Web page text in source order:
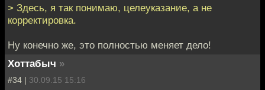
> Здесь, я так понимаю, целеуказание, а не
корректировка.
Ну конечно же, это полностью меняет дело!
Хоттабыч »
#34 | 30.09.15 15:16